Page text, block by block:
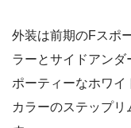
外装は前期のFスポ
ラーとサイドアンダ
ポーティーなホワイ
カラーのステップリ